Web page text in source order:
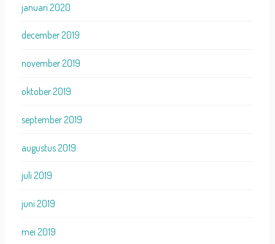
januari 2020
december 2019
november 2019
oktober 2019
september 2019
augustus 2019
juli 2019
juni 2019
mei 2019